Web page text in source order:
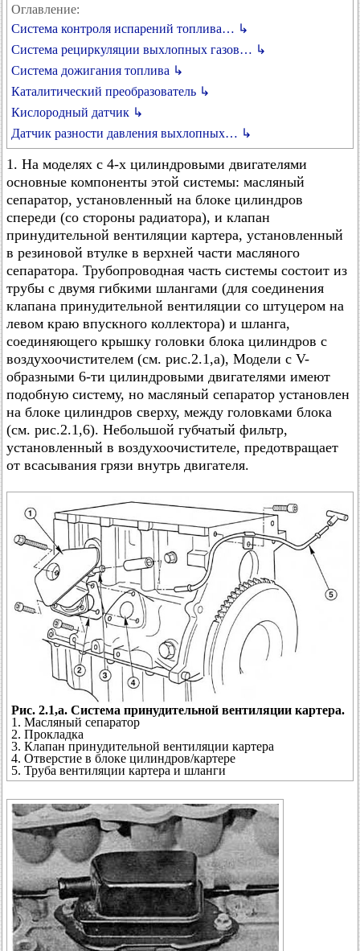
Оглавление:
Система контроля испарений топлива… ↳
Система рециркуляции выхлопных газов… ↳
Система дожигания топлива ↳
Каталитический преобразователь ↳
Кислородный датчик ↳
Датчик разности давления выхлопных… ↳
1. На моделях с 4-х цилиндровыми двигателями
основные компоненты этой системы: масляный
сепаратор, установленный на блоке цилиндров
спереди (со стороны радиатора), и клапан
принудительной вентиляции картера, установленный
в резиновой втулке в верхней части масляного
сепаратора. Трубопроводная часть системы состоит из
трубы с двумя гибкими шлангами (для соединения
клапана принудительной вентиляции со штуцером на
левом краю впускного коллектора) и шланга,
соединяющего крышку головки блока цилиндров с
воздухоочистителем (см. рис.2.1,а), Модели с V-
образными 6-ти цилиндровыми двигателями имеют
подобную систему, но масляный сепаратор установлен
на блоке цилиндров сверху, между головками блока
(см. рис.2.1,6). Небольшой губчатый фильтр,
установленный в воздухоочистителе, предотвращает
от всасывания грязи внутрь двигателя.
Рис. 2.1,а. Система принудительной вентиляции картера.
1. Масляный сепаратор
2. Прокладка
3. Клапан принудительной вентиляции картера
4. Отверстие в блоке цилиндров/картере
5. Труба вентиляции картера и шланги